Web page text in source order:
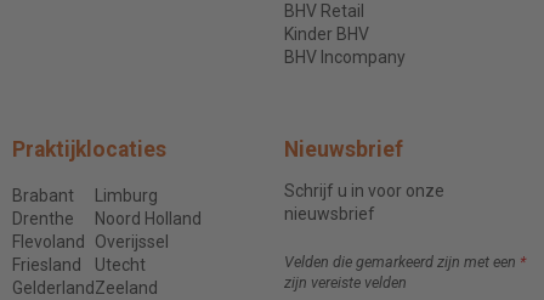
BHV Retail
Kinder BHV
BHV Incompany
Praktijklocaties
Brabant
Drenthe
Flevoland
Friesland
Gelderland
Limburg
Noord Holland
Overijssel
Utecht
Zeeland
Nieuwsbrief
Schrijf u in voor onze
nieuwsbrief
Velden die gemarkeerd zijn met een *
zijn vereiste velden